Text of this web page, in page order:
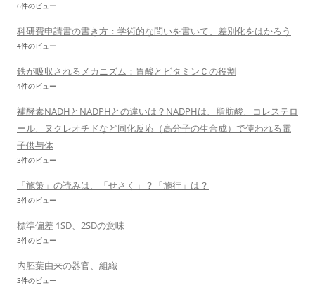
6件のビュー
科研費申請書の書き方：学術的な問いを書いて、差別化をはかろう
4件のビュー
鉄が吸収されるメカニズム：胃酸とビタミンＣの役割
4件のビュー
補酵素NADHとNADPHとの違いは？NADPHは、脂肪酸、コレステロ
ール、ヌクレオチドなど同化反応（高分子の生合成）で使われる電
子供与体
3件のビュー
「施策」の読みは、「せさく」？「施行」は？
3件のビュー
標準偏差 1SD、2SDの意味
3件のビュー
内胚葉由来の器官、組織
3件のビュー